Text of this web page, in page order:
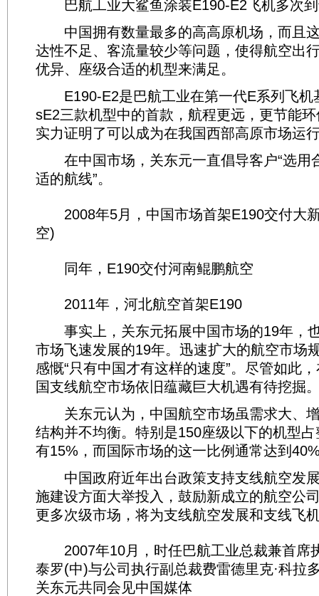
巴航工业大鲨鱼涂装E190-E2飞机多次到
中国拥有数量最多的高高原机场，而且
达性不足、客流量较少等问题，使得航空出
优异、座级合适的机型来满足。
E190-E2是巴航工业在第一代E系列飞机
sE2三款机型中的首款，航程更远，更节能
实力证明了可以成为在我国西部高原市场运
在中国市场，关东元一直倡导客户“选用
适的航线”。
2008年5月，中国市场首架E190交付大
空)
同年，E190交付河南鲲鹏航空
2011年，河北航空首架E190
事实上，关东元拓展中国市场的19年，
市场飞速发展的19年。迅速扩大的航空市场
感慨“只有中国才有这样的速度”。尽管如此
国支线航空市场依旧蕴藏巨大机遇有待挖掘
关东元认为，中国航空市场虽需求大、
结构并不均衡。特别是150座级以下的机型
有15%，而国际市场的这一比例通常达到
中国政府近年出台政策支持支线航空发
施建设方面大举投入，鼓励新成立的航空公
更多次级市场，将为支线航空发展和支线飞
2007年10月，时任巴航工业总裁兼首席
泰罗(中)与公司执行副总裁费雷德里克·科拉
关东元共同会见中国媒体